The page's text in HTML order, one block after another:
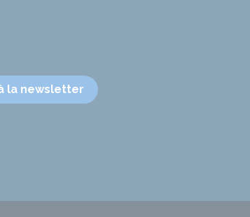
la newsletter